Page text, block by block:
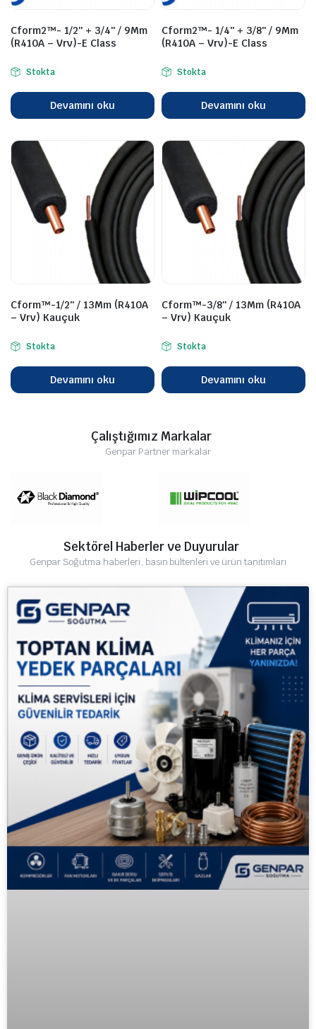
Cform2™- 1/2″ + 3/4″ / 9Mm
(R410A – Vrv)-E Class
Stokta
Devamını oku
Cform2™- 1/4″ + 3/8″ / 9Mm
(R410A – Vrv)-E Class
Stokta
Devamını oku
Cform™-1/2″ / 13Mm (R410A
– Vrv) Kauçuk
Stokta
Devamını oku
Cform™-3/8″ / 13Mm (R410A
– Vrv) Kauçuk
Stokta
Devamını oku
Çalıştığımız Markalar
Genpar Partner markalar
Sektörel Haberler ve Duyurular
Genpar Soğutma haberleri, basın bültenleri ve ürün tanıtımları